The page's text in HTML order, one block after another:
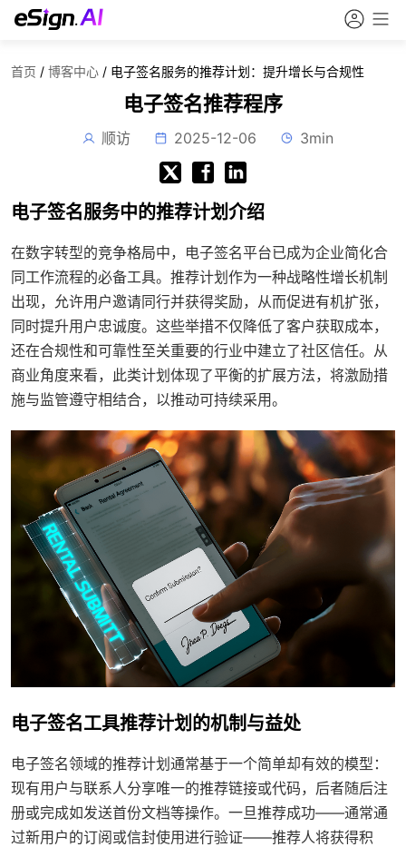
首页 / 博客中心 / 电子签名服务的推荐计划：提升增长与合规性
电子签名推荐程序
顺访 2025-12-06 3min
电子签名服务中的推荐计划介绍
在数字转型的竞争格局中，电子签名平台已成为企业简化合
同工作流程的必备工具。推荐计划作为一种战略性增长机制
出现，允许用户邀请同行并获得奖励，从而促进有机扩张，
同时提升用户忠诚度。这些举措不仅降低了客户获取成本，
还在合规性和可靠性至关重要的行业中建立了社区信任。从
商业角度来看，此类计划体现了平衡的扩展方法，将激励措
施与监管遵守相结合，以推动可持续采用。
电子签名工具推荐计划的机制与益处
电子签名领域的推荐计划通常基于一个简单却有效的模型：
现有用户与联系人分享唯一的推荐链接或代码，后者随后注
册或完成如发送首份文档等操作。一旦推荐成功——通常通
过新用户的订阅或信封使用进行验证——推荐人将获得积